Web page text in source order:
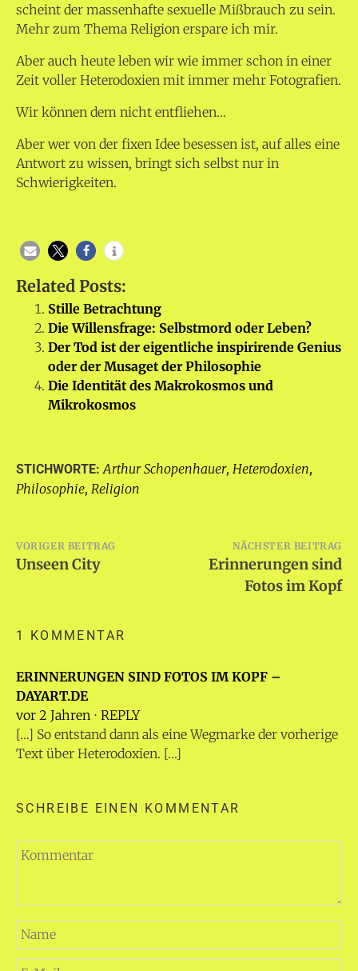
scheint der massenhafte sexuelle Mißbrauch zu sein.
Mehr zum Thema Religion erspare ich mir.
Aber auch heute leben wir wie immer schon in einer
Zeit voller Heterodoxien mit immer mehr Fotografien.
Wir können dem nicht entfliehen…
Aber wer von der fixen Idee besessen ist, auf alles eine
Antwort zu wissen, bringt sich selbst nur in
Schwierigkeiten.
Related Posts:
Stille Betrachtung
Die Willensfrage: Selbstmord oder Leben?
Der Tod ist der eigentliche inspirirende Genius
oder der Musaget der Philosophie
Die Identität des Makrokosmos und
Mikrokosmos
STICHWORTE:Arthur Schopenhauer, Heterodoxien,
Philosophie, Religion
Beitragsnavigation
VORIGER BEITRAG
Unseen City
NÄCHSTER BEITRAG
Erinnerungen sind
Fotos im Kopf
1 KOMMENTAR
ERINNERUNGEN SIND FOTOS IM KOPF –
DAYART.DE
vor 2 Jahren ⋅ REPLY
[…] So entstand dann als eine Wegmarke der vorherige
Text über Heterodoxien. […]
SCHREIBE EINEN KOMMENTAR